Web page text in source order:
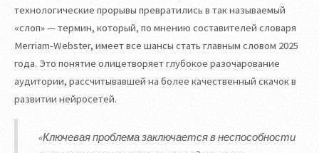
технологические прорывы превратились в так называемый
«слоп» — термин, который, по мнению составителей словаря
Merriam-Webster, имеет все шансы стать главным словом 2025
года. Это понятие олицетворяет глубокое разочарование
аудитории, рассчитывавшей на более качественный скачок в
развитии нейросетей.
«Ключевая проблема заключается в неспособности